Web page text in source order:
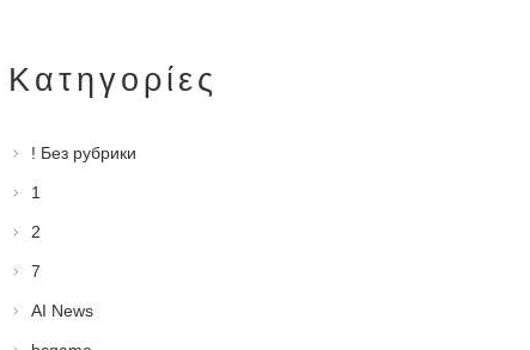
Kατηγορίες
! Без рубрики
1
2
7
AI News